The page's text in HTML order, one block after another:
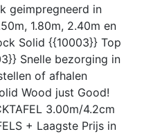
geimpregneerd in
1.80m, 2.40m en
Solid {{10003}} Top
Snelle bezorging in
of afhalen
Wood just Good!
3.00m/4.2cm
+ Laagste Prijs in